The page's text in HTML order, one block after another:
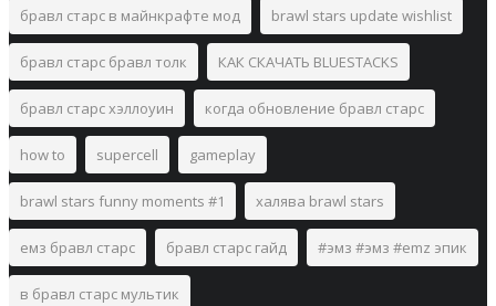
бравл старс в майнкрафте мод brawl stars update wishlist
бравл старс бравл толк КАК СКАЧАТЬ BLUESTACKS
бравл старс хэллоуин когда обновление бравл старс
how to supercell gameplay
brawl stars funny moments #1 халява brawl stars
емз бравл старс бравл старс гайд #эмз #эмз #emz эпик
в бравл старс мультик